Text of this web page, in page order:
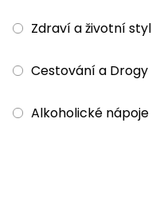
Zdraví a životní styl
Cestování a Drogy
Alkoholické nápoje